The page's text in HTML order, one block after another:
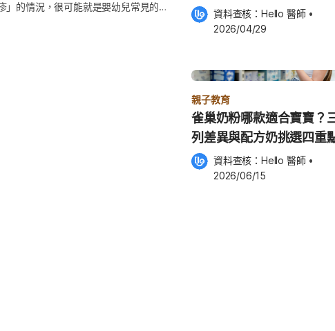
的情況，很可能就是嬰幼兒常見的玫
況。《Hello醫師》帶您了解玫瑰疹症
接觸帶有口水分泌物的物品後，再碰
資料查核： Hello 醫師 •
2026/04/29
親子教育
雀巢奶粉哪款適合寶寶？
列差異與配方奶挑選四重
看懂資料查核： Hello 醫師 •
2026/06/15